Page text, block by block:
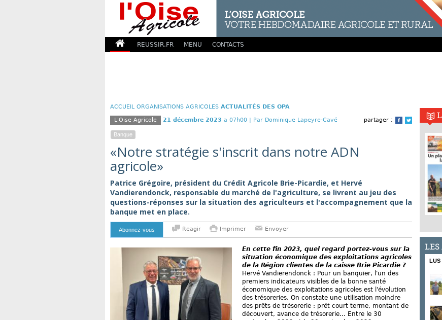
REUSSIR.FR MENU CONTACTS
ACCUEIL ORGANISATIONS AGRICOLES ACTUALITÉS DES OPA
partager :
Facebook
Twitter
L'Oise Agricole 21 décembre 2023 a 07h00 | Par Dominique Lapeyre-Cavé
Banque
«Notre stratégie s'inscrit dans notre ADN
agricole»
Patrice Grégoire, président du Crédit Agricole Brie-Picardie, et Hervé
Vandierendonck, responsable du marché de l'agriculture, se livrent au jeu des
questions-réponses sur la situation des agriculteurs et l'accompagnement que la
banque met en place.
Abonnez-vous Reagir Imprimer Envoyer
En cette fin 2023, quel regard portez-vous sur la
situation économique des exploitations agricoles
de la Région clientes de la caisse Brie Picardie ?
Hervé Vandierendonck : Pour un banquier, l'un des
premiers indicateurs visibles de la bonne santé
économique des exploitations agricoles est l'évolution
des trésoreries. On constate une utilisation moindre
des prêts de trésorerie : prêt court terme, montant de
découvert, avance de trésorerie... Entre le 30
LUS